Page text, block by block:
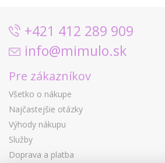
+421 412 289 909
info@mimulo.sk
Pre zákazníkov
Všetko o nákupe
Najčastejšie otázky
Výhody nákupu
Služby
Doprava a platba